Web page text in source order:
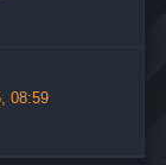
08:59